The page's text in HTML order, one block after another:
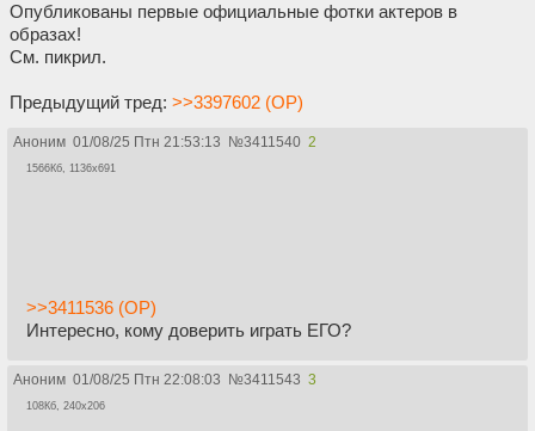
Опубликованы первые официальные фотки актеров в
образах!
См. пикрил.
Предыдущий тред: >>3397602 (OP)
Аноним 01/08/25 Птн 21:53:13 №3411540 2
1566Кб, 1136x691
>>3411536 (OP)
Интересно, кому доверить играть ЕГО?
Аноним 01/08/25 Птн 22:08:03 №3411543 3
108Кб, 240x206